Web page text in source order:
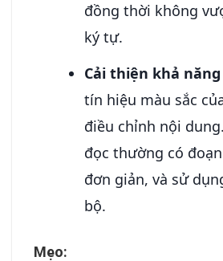
đồng thời không
ký tự.
Cải thiện khả năng
tín hiệu màu sắc
điều chỉnh nội
đọc thường có
đơn giản, và sử
bộ.
Mẹo: